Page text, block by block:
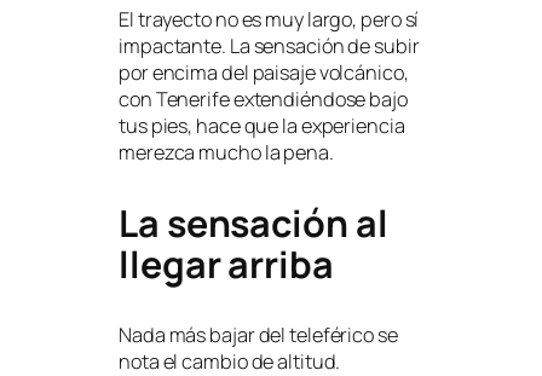
El trayecto no es muy largo, pero sí
impactante. La sensación de subir
por encima del paisaje volcánico,
con Tenerife extendiéndose bajo
tus pies, hace que la experiencia
merezca mucho la pena.
La sensación al
llegar arriba
Nada más bajar del teleférico se
nota el cambio de altitud.